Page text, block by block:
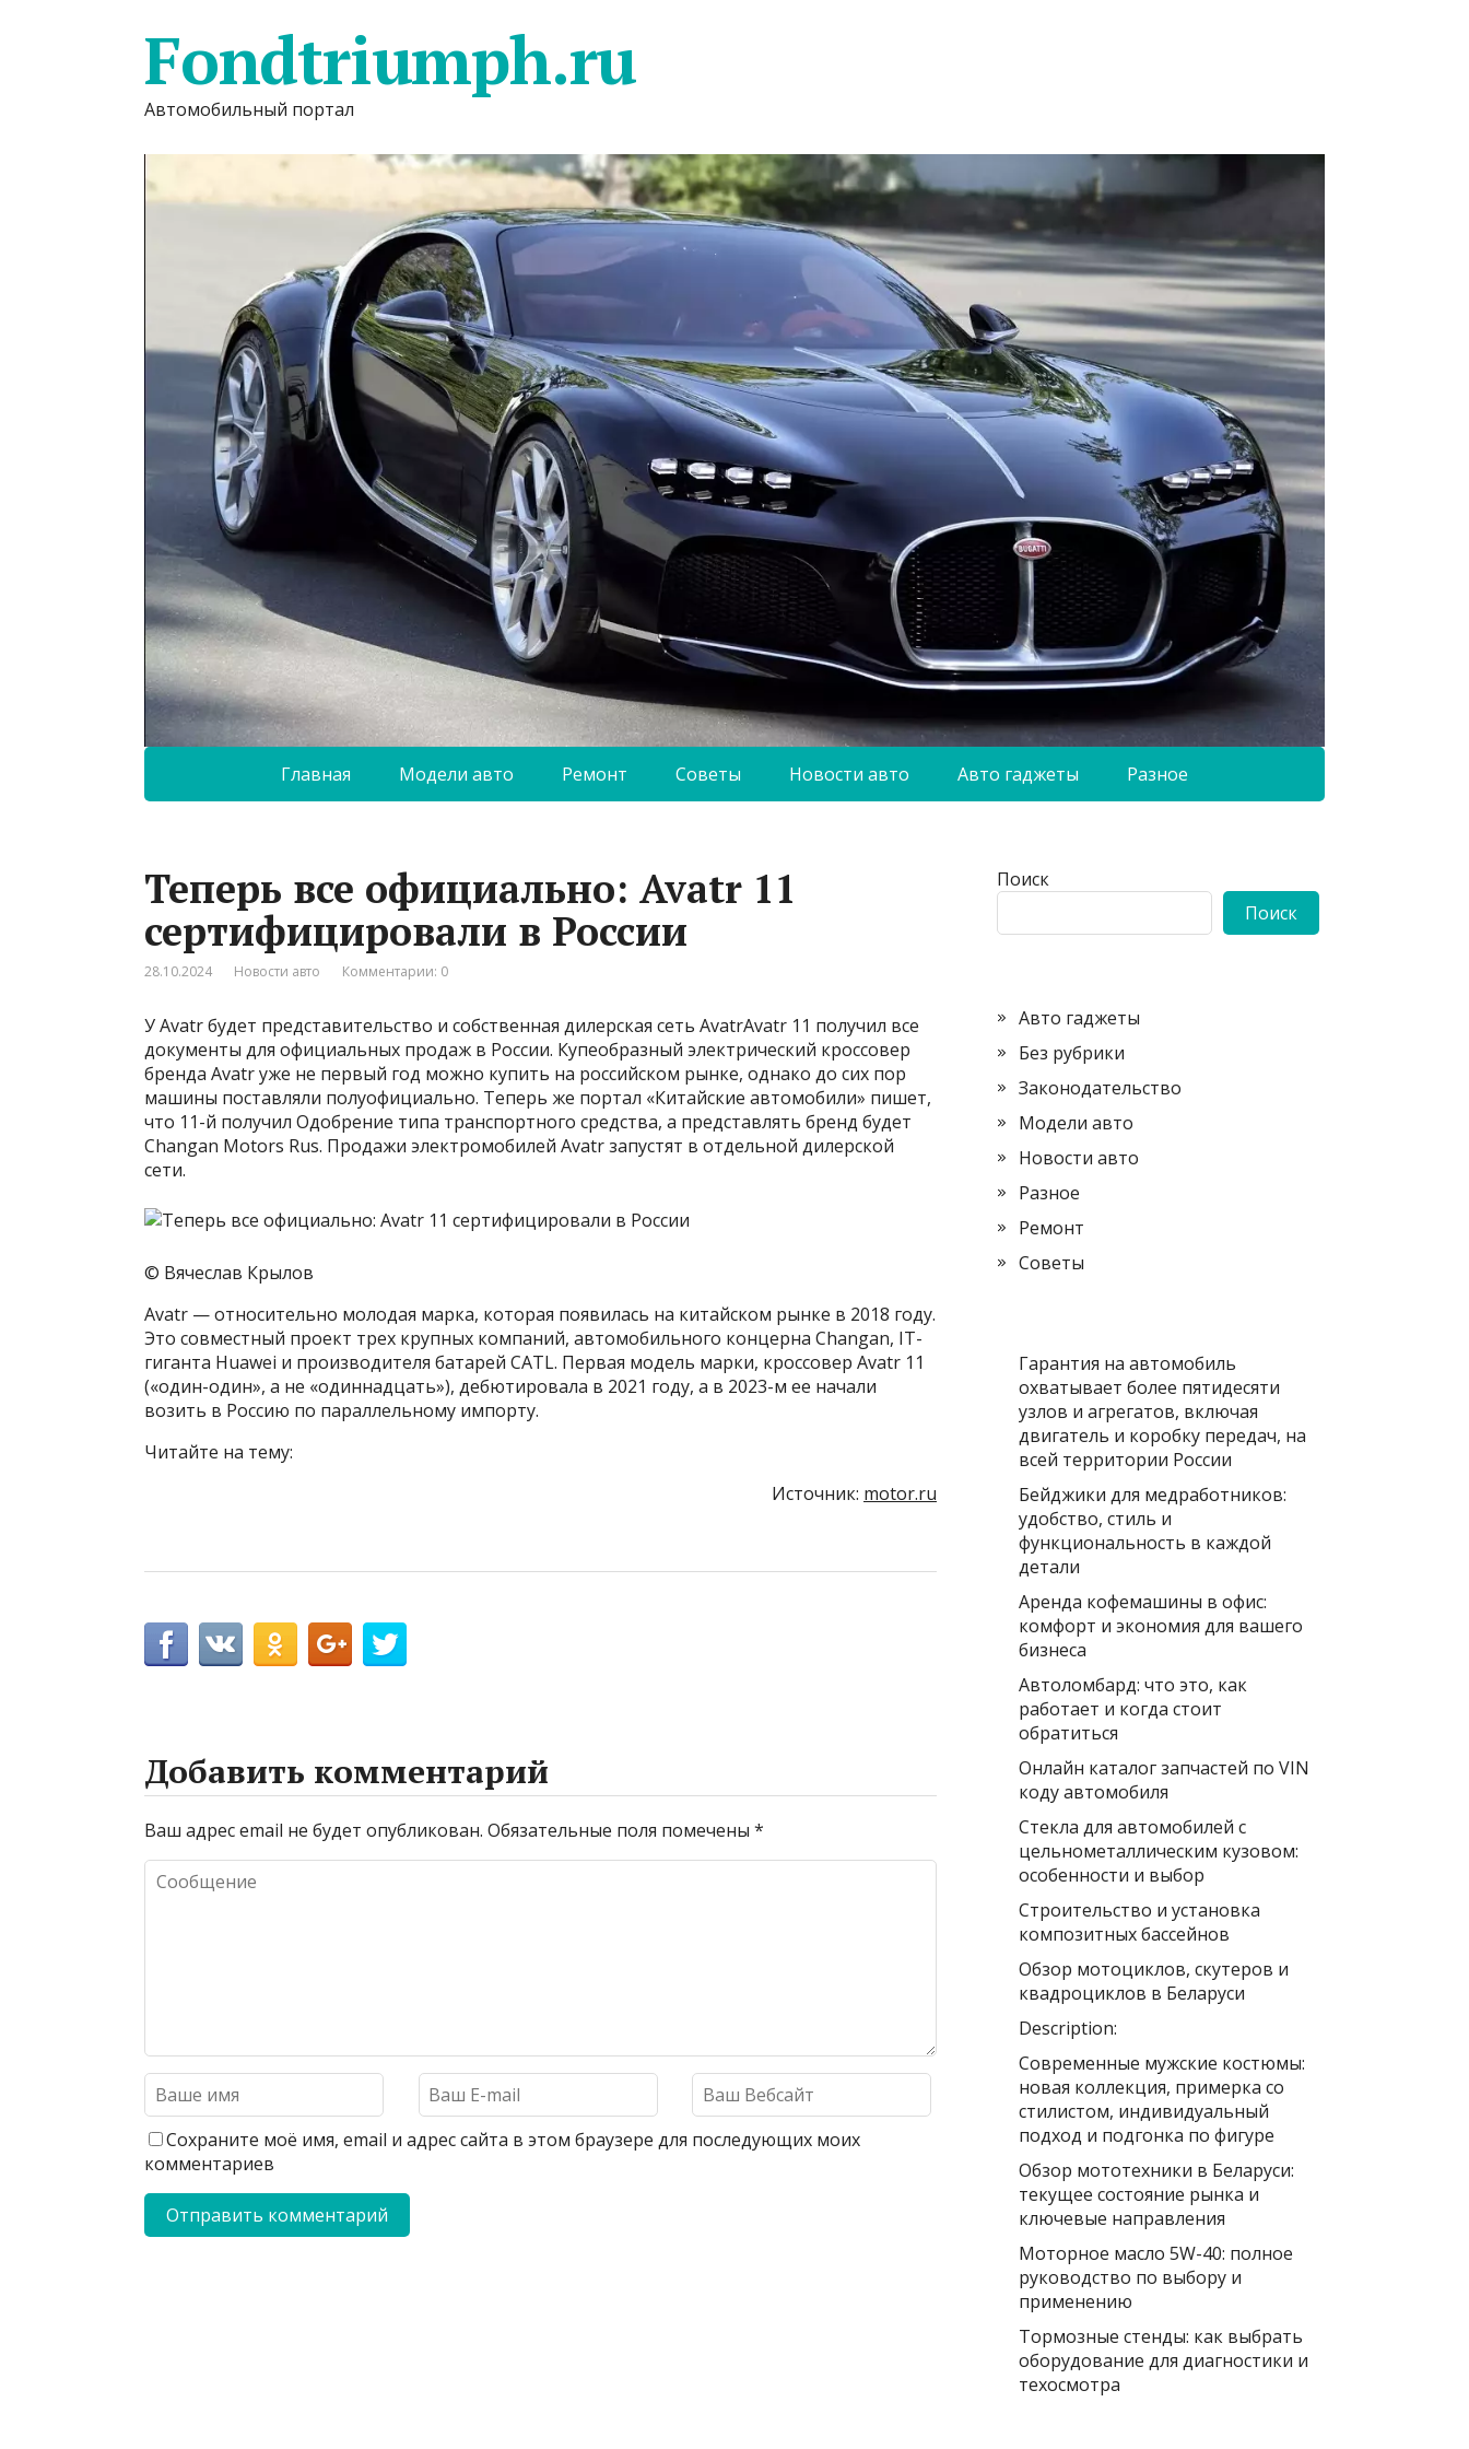
Fondtriumph.ru
Автомобильный портал
Главная Модели авто Ремонт Советы Новости авто Авто гаджеты Разное
Теперь все официально: Avatr 11
сертифицировали в России
28.10.2024 Новости авто Комментарии: 0
У Avatr будет представительство и собственная дилерская сеть AvatrAvatr 11 получил все
документы для официальных продаж в России. Купеобразный электрический кроссовер
бренда Avatr уже не первый год можно купить на российском рынке, однако до сих пор
машины поставляли полуофициально. Теперь же портал «Китайские автомобили» пишет,
что 11-й получил Одобрение типа транспортного средства, а представлять бренд будет
Changan Motors Rus. Продажи электромобилей Avatr запустят в отдельной дилерской
сети.
© Вячеслав Крылов
Avatr — относительно молодая марка, которая появилась на китайском рынке в 2018 году.
Это совместный проект трех крупных компаний, автомобильного концерна Changan, IT-
гиганта Huawei и производителя батарей CATL. Первая модель марки, кроссовер Avatr 11
(«один-один», а не «одиннадцать»), дебютировала в 2021 году, а в 2023-м ее начали
возить в Россию по параллельному импорту.
Читайте на тему:
Источник: motor.ru
Добавить комментарий
Ваш адрес email не будет опубликован. Обязательные поля помечены *
Сохраните моё имя, email и адрес сайта в этом браузере для последующих моих
комментариев
Поиск
Поиск
Авто гаджеты
Без рубрики
Законодательство
Модели авто
Новости авто
Разное
Ремонт
Советы
Гарантия на автомобиль
охватывает более пятидесяти
узлов и агрегатов, включая
двигатель и коробку передач, на
всей территории России
Бейджики для медработников:
удобство, стиль и
функциональность в каждой
детали
Аренда кофемашины в офис:
комфорт и экономия для вашего
бизнеса
Автоломбард: что это, как
работает и когда стоит
обратиться
Онлайн каталог запчастей по VIN
коду автомобиля
Стекла для автомобилей с
цельнометаллическим кузовом:
особенности и выбор
Строительство и установка
композитных бассейнов
Обзор мотоциклов, скутеров и
квадроциклов в Беларуси
Description:
Современные мужские костюмы:
новая коллекция, примерка со
стилистом, индивидуальный
подход и подгонка по фигуре
Обзор мототехники в Беларуси:
текущее состояние рынка и
ключевые направления
Моторное масло 5W-40: полное
руководство по выбору и
применению
Тормозные стенды: как выбрать
оборудование для диагностики и
техосмотра